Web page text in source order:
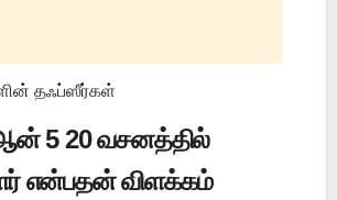
தஃப்ஸீர்கள்
5 20 வசனத்தில்
என்பதன் விளக்கம்